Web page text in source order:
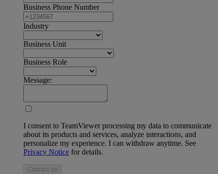
Business Phone Number
Industry
Business Unit
Business Role
Message:
I consent to TeamViewer processing my data to communicate
about its products and services, analyze interactions, and
personalize my experience. I can withdraw anytime. See
Privacy Notice for details.
Contact us